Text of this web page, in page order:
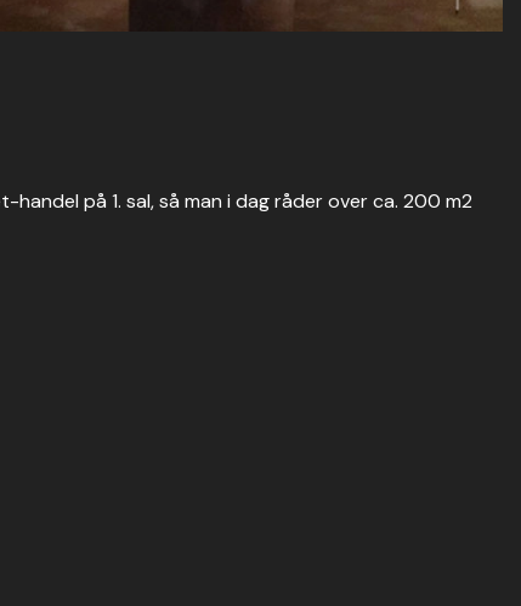
på 1. sal, så man i dag råder over ca. 200 m2